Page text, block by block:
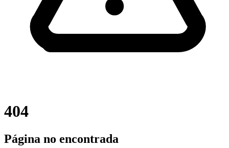
404
Página no encontrada